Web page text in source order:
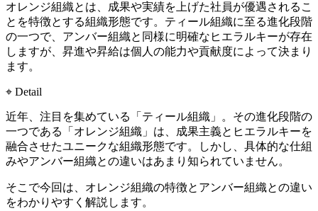
オレンジ組織とは、成果や実績を上げた社員が優遇されるこ
とを特徴とする組織形態です。ティール組織に至る進化段階
の一つで、アンバー組織と同様に明確なヒエラルキーが存在
しますが、昇進や昇給は個人の能力や貢献度によって決まり
ます。
⌖ Detail
近年、注目を集めている「ティール組織」。その進化段階の
一つである「オレンジ組織」は、成果主義とヒエラルキーを
融合させたユニークな組織形態です。しかし、具体的な仕組
みやアンバー組織との違いはあまり知られていません。
そこで今回は、オレンジ組織の特徴とアンバー組織との違い
をわかりやすく解説します。